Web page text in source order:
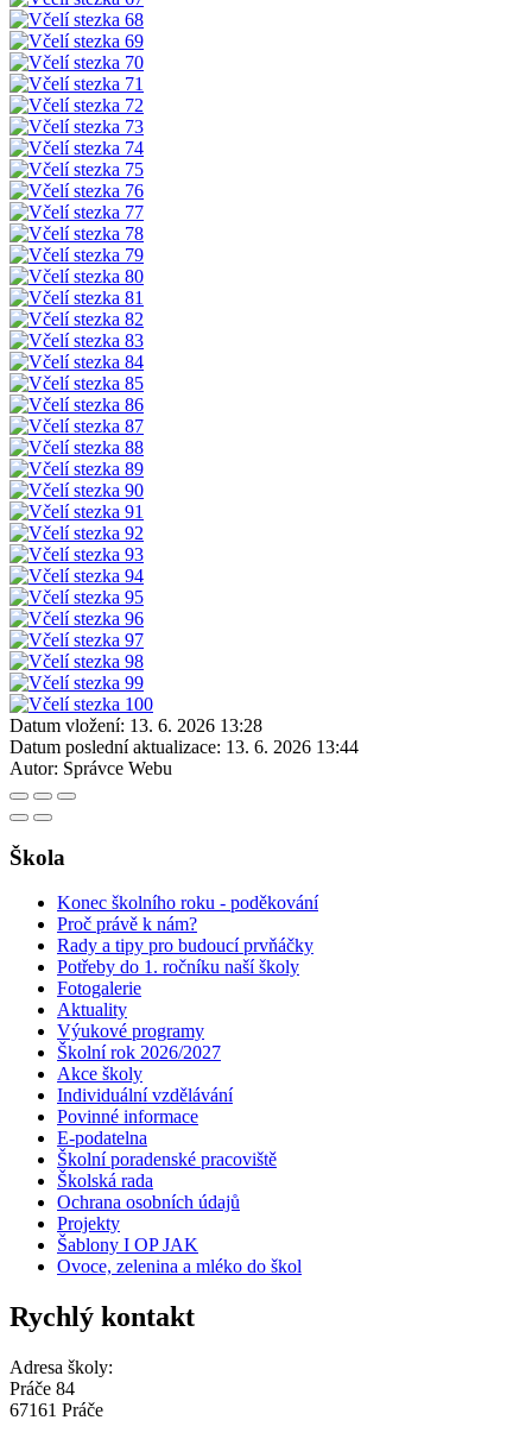
Datum vložení: 13. 6. 2026 13:28
Datum poslední aktualizace: 13. 6. 2026 13:44
Autor: Správce Webu
Škola
Konec školního roku - poděkování
Proč právě k nám?
Rady a tipy pro budoucí prvňáčky
Potřeby do 1. ročníku naší školy
Fotogalerie
Aktuality
Výukové programy
Školní rok 2026/2027
Akce školy
Individuální vzdělávání
Povinné informace
E-podatelna
Školní poradenské pracoviště
Školská rada
Ochrana osobních údajů
Projekty
Šablony I OP JAK
Ovoce, zelenina a mléko do škol
Rychlý kontakt
Adresa školy:
Práče 84
67161 Práče